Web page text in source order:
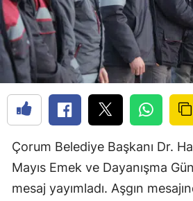
Çorum Belediye Başkanı Dr.
Mayıs Emek ve Dayanışma
mesaj yayımladı. Aşgın